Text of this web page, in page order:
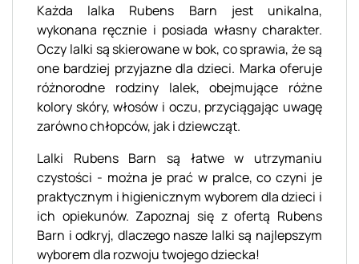
Każda lalka Rubens Barn jest unikalna,
wykonana ręcznie i posiada własny charakter.
Oczy lalki są skierowane w bok, co sprawia, że są
one bardziej przyjazne dla dzieci. Marka oferuje
różnorodne rodziny lalek, obejmujące różne
kolory skóry, włosów i oczu, przyciągając uwagę
zarówno chłopców, jak i dziewcząt.
Lalki Rubens Barn są łatwe w utrzymaniu
czystości - można je prać w pralce, co czyni je
praktycznym i higienicznym wyborem dla dzieci i
ich opiekunów. Zapoznaj się z ofertą Rubens
Barn i odkryj, dlaczego nasze lalki są najlepszym
wyborem dla rozwoju twojego dziecka!